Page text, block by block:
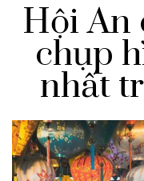
Hội An
chụp
nhất